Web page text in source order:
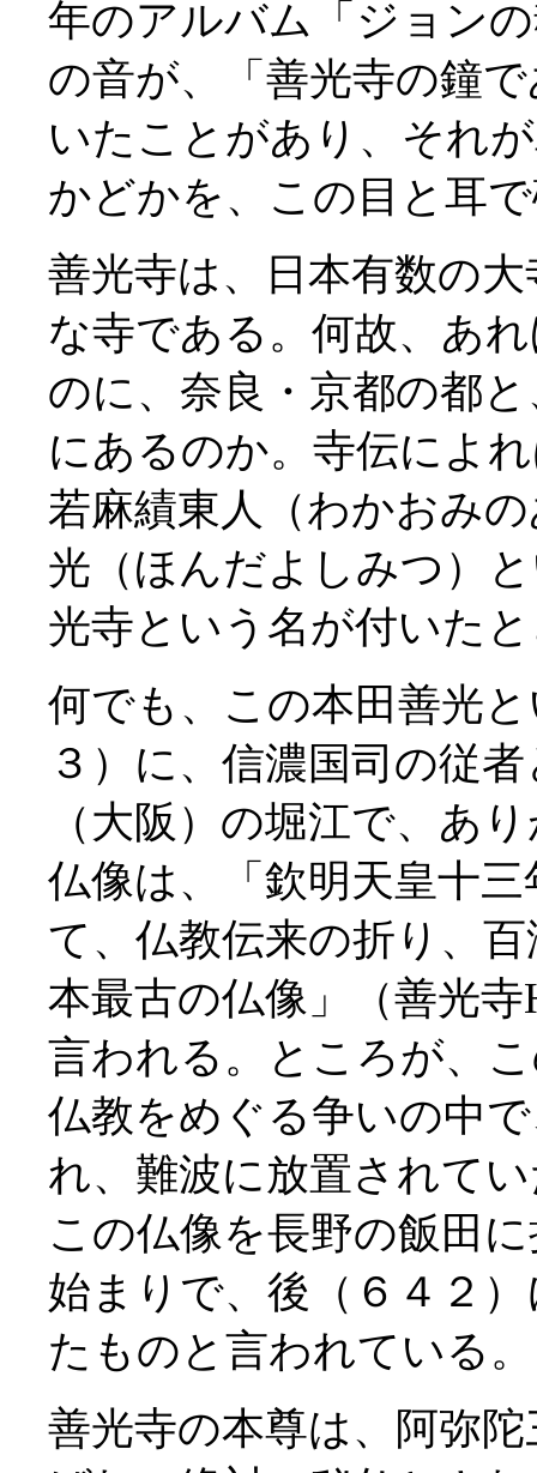
年のアルバム「ジョン
の音が、「善光寺の鐘
いたことがあり、それ
かどかを、この目と耳
善光寺は、日本有数の
な寺である。何故、あ
のに、奈良・京都の都
にあるのか。寺伝によ
若麻績東人（わかおみ
光（ほんだよしみつ）
光寺という名が付いた
何でも、この本田善光
３）に、信濃国司の従
（大阪）の堀江で、あ
仏像は、「欽明天皇十
て、仏教伝来の折り、
本最古の仏像」（善光
言われる。ところが、
仏教をめぐる争いの中
れ、難波に放置されて
この仏像を長野の飯田
始まりで、後（６４２
たものと言われている。
善光寺の本尊は、阿弥